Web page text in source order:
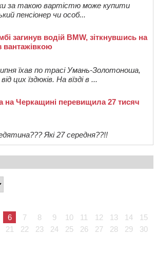
за такою вартістю може купити
пенсіонер чи особ...
загинув водій BMW, зіткнувшись на
вантажівкою
їхав по трасі Умань-Золотоноша,
цих їздюків. На вїзді в ...
на Черкащині перевищила 27 тисяч
Які 27 середня??!!
6 7 8 9 10 11 12 13 14
15
21 22 23 24 25 26 27 28 29
30